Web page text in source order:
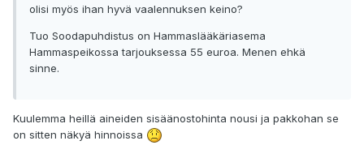
olisi myös ihan hyvä vaalennuksen keino?
Tuo Soodapuhdistus on Hammaslääkäriasema
Hammaspeikossa tarjouksessa 55 euroa. Menen ehkä
sinne.
Kuulemma heillä aineiden sisäänostohinta nousi ja pakkohan se
on sitten näkyä hinnoissa